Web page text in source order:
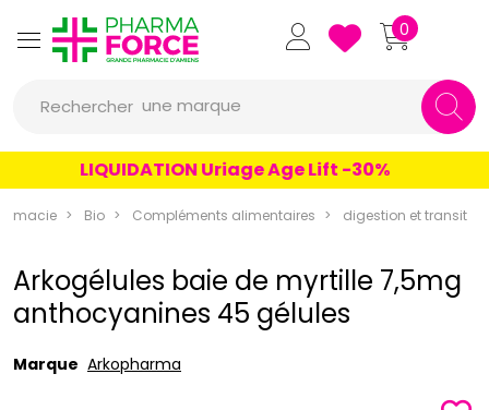
Pharmaforce Grande Pharmacie
0
Rechercher
un produit
une marque
LIQUIDATION Uriage Age Lift -30%
Bio Compléments alimentaires digestion et transit
Arkogélules baie de myrtille 7,5mg
anthocyanines 45 gélules
Marque Arkopharma